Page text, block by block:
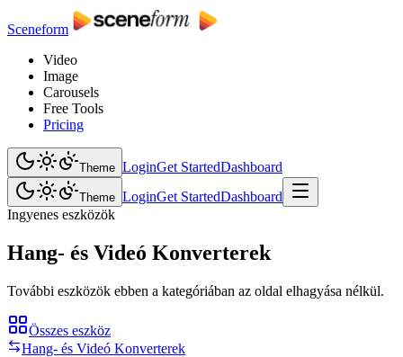
Sceneform
Video
Image
Carousels
Free Tools
Pricing
Theme LoginGet StartedDashboard
Theme LoginGet StartedDashboard
Ingyenes eszközök
Hang- és Videó Konverterek
További eszközök ebben a kategóriában az oldal elhagyása nélkül.
Összes eszköz
Hang- és Videó Konverterek